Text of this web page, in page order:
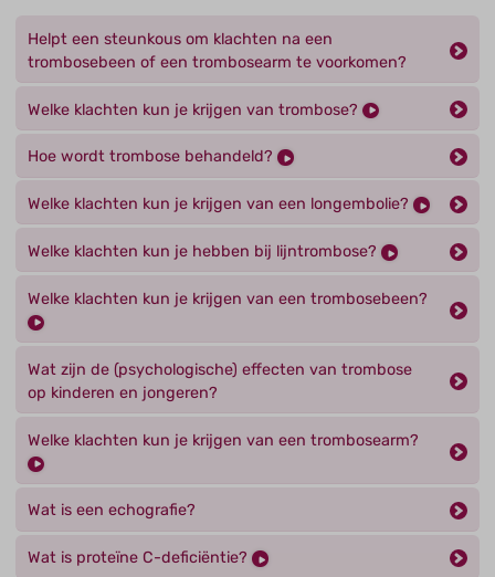
Helpt een steunkous om klachten na een
trombosebeen of een trombosearm te voorkomen?
Welke klachten kun je krijgen van trombose?
Hoe wordt trombose behandeld?
Welke klachten kun je krijgen van een longembolie?
Welke klachten kun je hebben bij lijntrombose?
Welke klachten kun je krijgen van een trombosebeen?
Wat zijn de (psychologische) effecten van trombose
op kinderen en jongeren?
Welke klachten kun je krijgen van een trombosearm?
Wat is een echografie?
Wat is proteïne C-deficiëntie?